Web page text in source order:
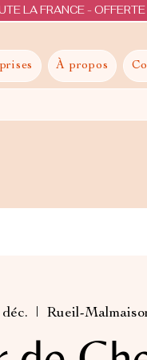
À propos
  |
Rueil-